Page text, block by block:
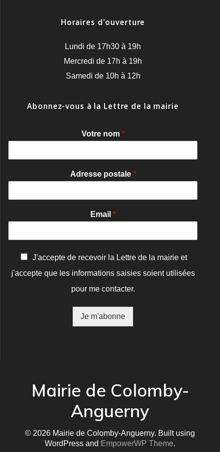
Horaires d'ouverture
Lundi de 17h30 à 19h
Mercredi de 17h à 19h
Samedi de 10h à 12h
Abonnez-vous à la Lettre de la mairie
Votre nom *
Adresse postale *
Email *
n
J'accepte de recevoir la Lettre de la mairie et
j'accepte que les informations saisies soient utilisées
pour me contacter.
Je m'abonne
Mairie de Colomby-
Anguerny
© 2026 Mairie de Colomby-Anguerny. Built using
WordPress and EmpowerWP Theme.